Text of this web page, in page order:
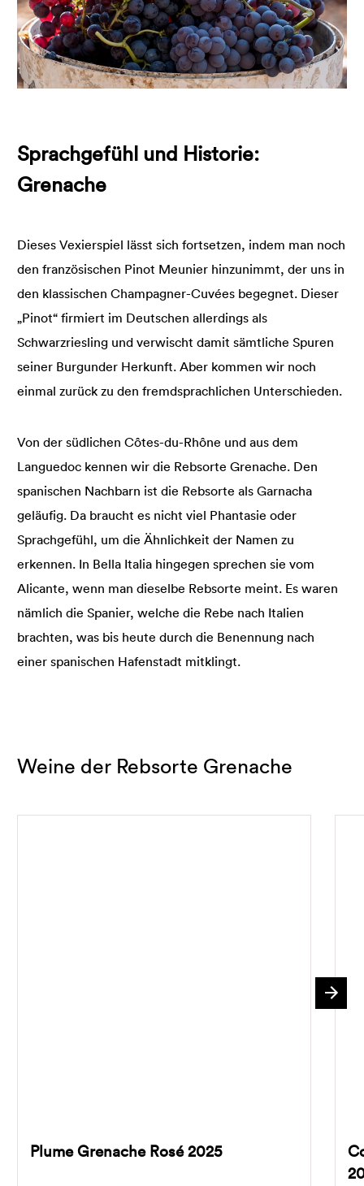
Sprachgefühl und Historie:
Grenache
Dieses Vexierspiel lässt sich fortsetzen, indem man noch
den französischen Pinot Meunier hinzunimmt, der uns in
den klassischen Champagner-Cuvées begegnet. Dieser
„Pinot“ firmiert im Deutschen allerdings als
Schwarzriesling und verwischt damit sämtliche Spuren
seiner Burgunder Herkunft. Aber kommen wir noch
einmal zurück zu den fremdsprachlichen Unterschieden.
Von der südlichen Côtes-du-Rhône und aus dem
Languedoc kennen wir die Rebsorte Grenache. Den
spanischen Nachbarn ist die Rebsorte als Garnacha
geläufig. Da braucht es nicht viel Phantasie oder
Sprachgefühl, um die Ähnlichkeit der Namen zu
erkennen. In Bella Italia hingegen sprechen sie vom
Alicante, wenn man dieselbe Rebsorte meint. Es waren
nämlich die Spanier, welche die Rebe nach Italien
brachten, was bis heute durch die Benennung nach
einer spanischen Hafenstadt mitklingt.
Weine der Rebsorte Grenache
Plume Grenache Rosé 2025